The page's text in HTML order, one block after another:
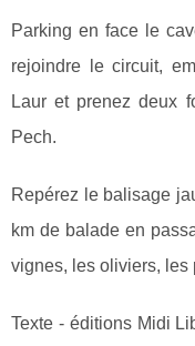
Parking en face le
rejoindre le circuit,
Laur et prenez deux
Pech.
Repérez le balisage
km de balade en
vignes, les oliviers, les
Texte - éditions Midi